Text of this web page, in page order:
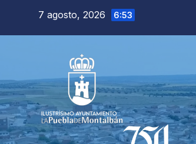
7 agosto, 2026 6:53